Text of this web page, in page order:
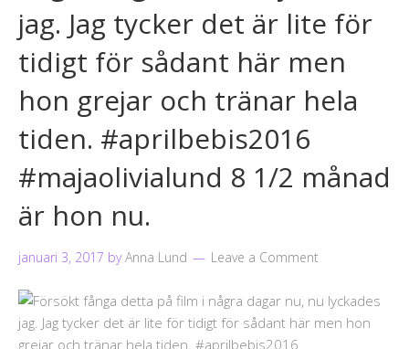
jag. Jag tycker det är lite för
tidigt för sådant här men
hon grejar och tränar hela
tiden. #aprilbebis2016
#majaolivialund 8 1/2 månad
är hon nu.
januari 3, 2017 byAnna Lund Leave a Comment